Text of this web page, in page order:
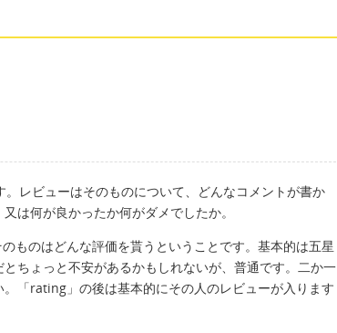
レビューはそのものについて、どんなコメントが書か
は何が良かったか何がダメでしたか。
ものはどんな評価を貰うということです。基本的は五星
ちょっと不安があるかもしれないが、普通です。二か一
「rating」の後は基本的にその人のレビューが入ります